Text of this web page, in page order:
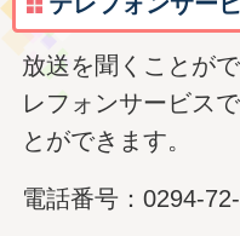
放送を聞くことが
レフォンサービス
とができます。
電話番号：0294-